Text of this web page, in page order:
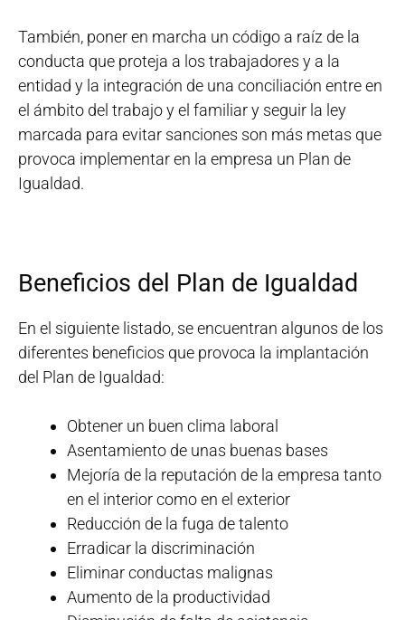
También, poner en marcha un código a raíz de la
conducta que proteja a los trabajadores y a la
entidad y la integración de una conciliación entre en
el ámbito del trabajo y el familiar y seguir la ley
marcada para evitar sanciones son más metas que
provoca implementar en la empresa un Plan de
Igualdad.
Beneficios del Plan de Igualdad
En el siguiente listado, se encuentran algunos de los
diferentes beneficios que provoca la implantación
del Plan de Igualdad:
Obtener un buen clima laboral
Asentamiento de unas buenas bases
Mejoría de la reputación de la empresa tanto
en el interior como en el exterior
Reducción de la fuga de talento
Erradicar la discriminación
Eliminar conductas malignas
Aumento de la productividad